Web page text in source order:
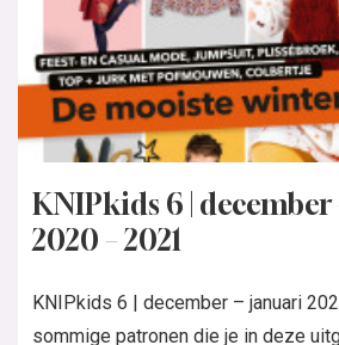
KNIPkids 6 |
2020 – 2021
KNIPkids 6 | december – januari
sommige patronen die je in deze